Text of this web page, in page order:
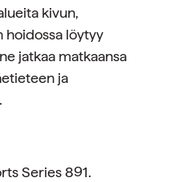
kivun,
hoidossa löytyy
jatkaa matkaansa
ja
Series 891.